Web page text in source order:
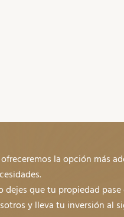
la opción más
dejes que tu propiedad
y lleva tu inversión al